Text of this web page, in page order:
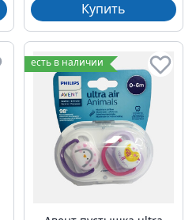
Купить
есть в наличии